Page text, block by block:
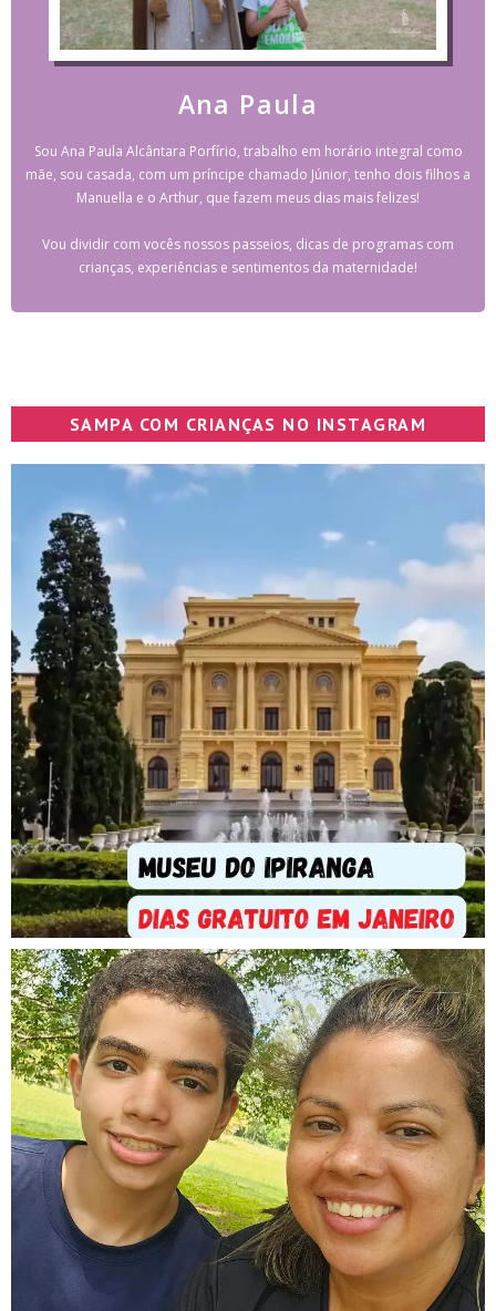
Ana Paula
Sou Ana Paula Alcântara Porfírio, trabalho em horário integral como
mãe, sou casada, com um príncipe chamado Júnior, tenho dois filhos a
Manuella e o Arthur, que fazem meus dias mais felizes!
Vou dividir com vocês nossos passeios, dicas de programas com
crianças, experiências e sentimentos da maternidade!
SAMPA COM CRIANÇAS NO INSTAGRAM